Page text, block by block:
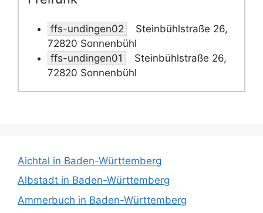
ffs-undingen02
Steinbühlstraße 26,
72820 Sonnenbühl
ffs-undingen01
Steinbühlstraße 26,
72820 Sonnenbühl
Aichtal in Baden-Württemberg
Albstadt in Baden-Württemberg
Ammerbuch in Baden-Württemberg